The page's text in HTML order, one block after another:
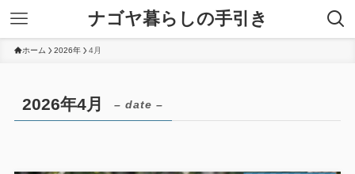
ナゴヤ暮らしの手引き
ホーム 2026年 4月
2026年4月 – date –